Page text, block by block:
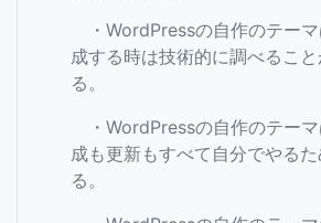
・WordPressの自作のテー
成する時は技術的に調べるこ
る。
・WordPressの自作のテー
成も更新もすべて自分でやる
る。